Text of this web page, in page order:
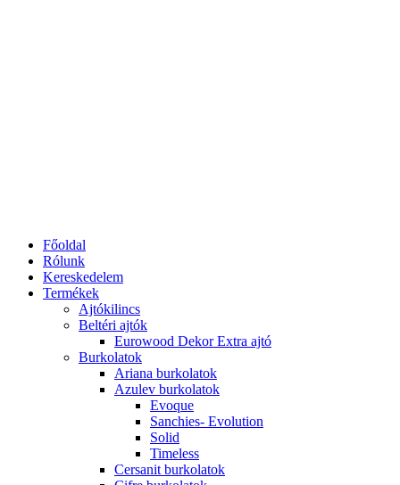
Főoldal
Rólunk
Kereskedelem
Termékek
Ajtókilincs
Beltéri ajtók
Eurowood Dekor Extra ajtó
Burkolatok
Ariana burkolatok
Azulev burkolatok
Evoque
Sanchies- Evolution
Solid
Timeless
Cersanit burkolatok